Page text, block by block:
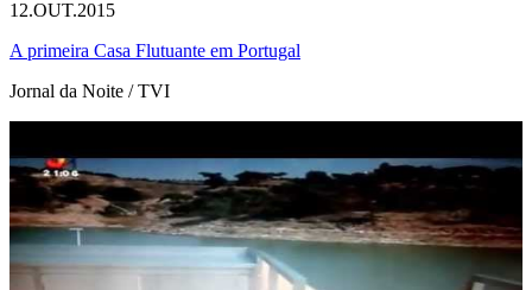
12.OUT.2015
A primeira Casa Flutuante em Portugal
Jornal da Noite / TVI